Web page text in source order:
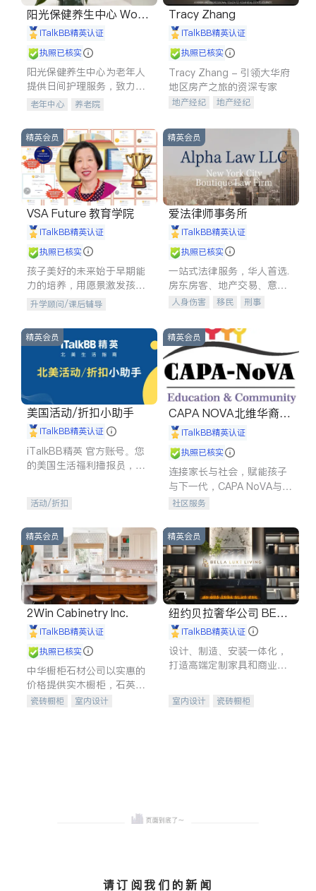
阳光保健养生中心 World
shine
iTalkBB精英认证
执照已核实
阳光保健养生中心为老年人
提供日间护理服务，致力于
通过持续的护理创新来有效
老年中心 养老院
Tracy Zhang
iTalkBB精英认证
执照已核实
Tracy Zhang - 引领大华府
地区房产之旅的资深专家
地产经纪
地产经纪
商铺租售
精英会员
VSA Future 教育学院
iTalkBB精英认证
执照已核实
孩子美好的未来始于早期能
力的培养，用愿景激发孩子
的学习潜力和动力。理念：
拥有成长型心态是成功的基
石。
升学顾问/课后辅导
精英会员
爱法律师事务所
iTalkBB精英认证
执照已核实
一站式法律服务，华人首选.
房东房客、地产交易、意外
伤害、车祸重伤、商业诉
建筑合同、刑事案件全包办
人身伤害 移民
刑事
信托/遗嘱
商业
索赔
律师-其它 保释
精英会员
美国活动/折扣小助手
iTalkBB精英认证
iTalkBB精英 官方账号。您
的美国生活福利播报员，精
专属福利。
活动/折扣
精英会员
CAPA NOVA北维华裔家
长会iTalkBB精英认证
执照已核实
连接家长与社会，赋能孩子
与下一代，CAPA NoVA与您
携手建设包容、公平、充满
社区服务
精英会员
2Win Cabinetry Inc.
iTalkBB精英认证
执照已核实
中华橱柜石材公司以实惠的
价格提供实木橱柜，石英石
台面，多种优质不锈钢水
瓷砖橱柜
室内设计
精英会员
纽约贝拉奢华公司 BELL
A LUXE
iTalkBB精英认证
设计、制造、安装一体化，
打造高端定制家具和商业空
室内设计
瓷砖橱柜
请订阅我们的新闻